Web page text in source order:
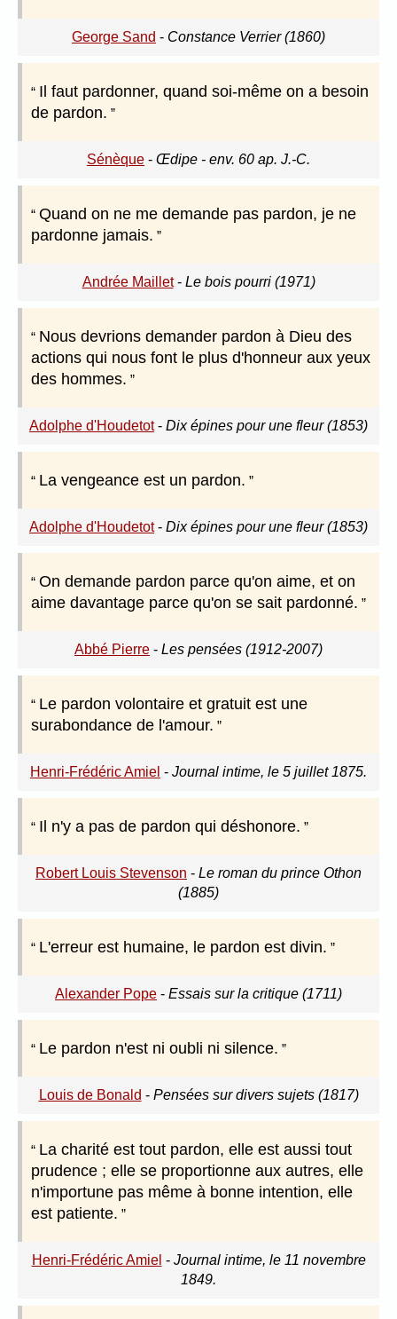
George Sand - Constance Verrier (1860)
Il faut pardonner, quand soi-même on a besoin
de pardon.
Sénèque - Œdipe - env. 60 ap. J.-C.
Quand on ne me demande pas pardon, je ne
pardonne jamais.
Andrée Maillet- Le bois pourri (1971)
Nous devrions demander pardon à Dieu des
actions qui nous font le plus d'honneur aux yeux
des hommes.
Adolphe d'Houdetot- Dix épines pour une fleur (1853)
La vengeance est un pardon.
Adolphe d'Houdetot- Dix épines pour une fleur (1853)
On demande pardon parce qu'on aime, et on
aime davantage parce qu'on se sait pardonné.
Abbé Pierre - Les pensées (1912-2007)
Le pardon volontaire et gratuit est une
surabondance de l'amour.
Henri-Frédéric Amiel - Journal intime, le 5 juillet 1875.
Il n'y a pas de pardon qui déshonore.
Robert Louis Stevenson - Le roman du prince Othon
(1885)
L'erreur est humaine, le pardon est divin.
Alexander Pope - Essais sur la critique (1711)
Le pardon n'est ni oubli ni silence.
Louis de Bonald - Pensées sur divers sujets (1817)
La charité est tout pardon, elle est aussi tout
prudence ; elle se proportionne aux autres, elle
n'importune pas même à bonne intention, elle
est patiente.
Henri-Frédéric Amiel - Journal intime, le 11 novembre
1849.